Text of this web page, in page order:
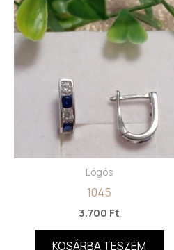
Lógós
1045
3.700 Ft
KOSÁRBA TESZEM